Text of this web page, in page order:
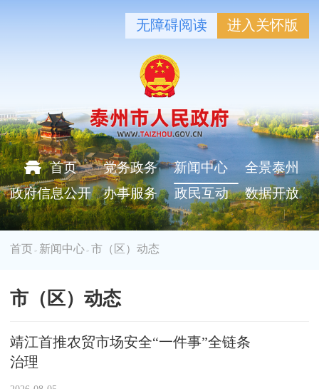
无障碍阅读 进入关怀版
首页 党务政务 新闻中心
全景泰州
政府信息公开
办事服务 政民互动 数据开放
首页 > 新闻中心 > 市（区）动态
市（区）动态
靖江首推农贸市场安全“一件事”全链条
治理